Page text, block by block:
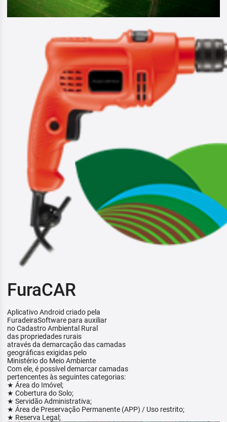
FuraCAR
Aplicativo Android criado pela
FuradeiraSoftware para auxiliar
no Cadastro Ambiental Rural
das propriedades rurais
através da demarcação das camadas
geográficas exigidas pelo
Ministério do Meio Ambiente
Com ele, é possível demarcar camadas
pertencentes às seguintes categorias:
★ Área do Imóvel;
★ Cobertura do Solo;
★ Servidão Administrativa;
★ Área de Preservação Permanente (APP) / Uso restrito;
★ Reserva Legal;